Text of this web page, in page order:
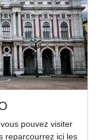
pouvez visiter
reparcourrez ici les